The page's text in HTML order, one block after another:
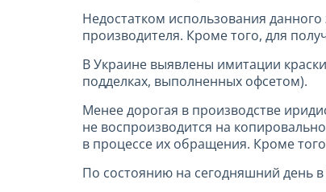
Недостатком использования
производителя. Кроме того, для
В Украине выявлены имитации
подделках, выполненных офсетом).
Менее дорогая в производстве
не воспроизводится на
в процессе их обращения. Кроме
По состоянию на сегодняшний день